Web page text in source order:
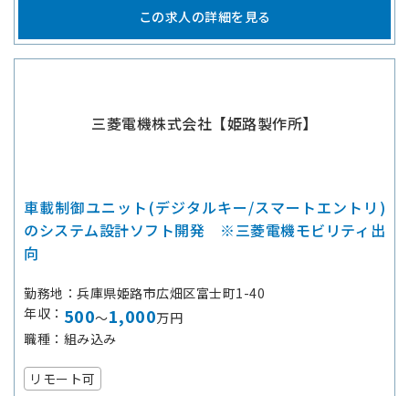
この求人の詳細を見る
三菱電機株式会社【姫路製作所】
車載制御ユニット(デジタルキー/スマートエントリ)
のシステム設計ソフト開発 ※三菱電機モビリティ出
向
勤務地
兵庫県姫路市広畑区富士町1-40
年収
500～1,000万円
職種
組み込み
リモート可